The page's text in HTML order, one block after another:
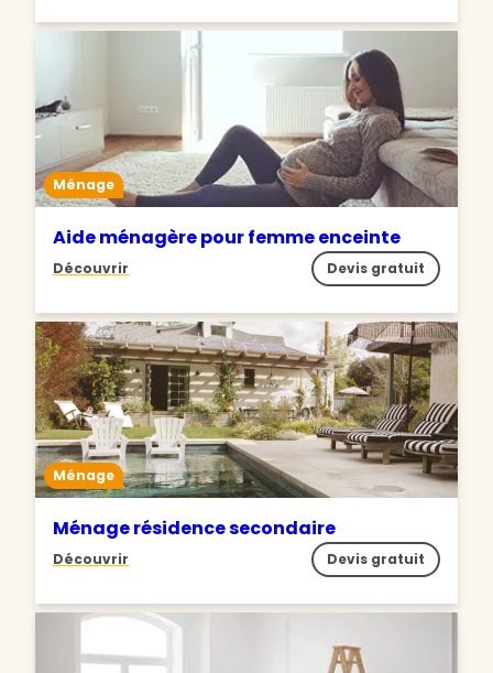
Ménage
Aide ménagère pour femme enceinte
Découvrir Devis gratuit
Ménage
Ménage résidence secondaire
Découvrir Devis gratuit